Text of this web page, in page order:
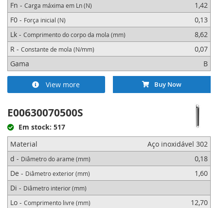
Fn - Carga máxima em Ln (N)
1,42
F0 - Força inicial (N)
0,13
Lk - Comprimento do corpo da mola (mm)
8,62
R - Constante de mola (N/mm)
0,07
Gama
B
View more Buy Now
E00630070500S
Em stock: 517
Material
Aço inoxidável 302
d - Diâmetro do arame (mm)
0,18
De - Diâmetro exterior (mm)
1,60
Di - Diâmetro interior (mm)
Lo - Comprimento livre (mm)
12,70